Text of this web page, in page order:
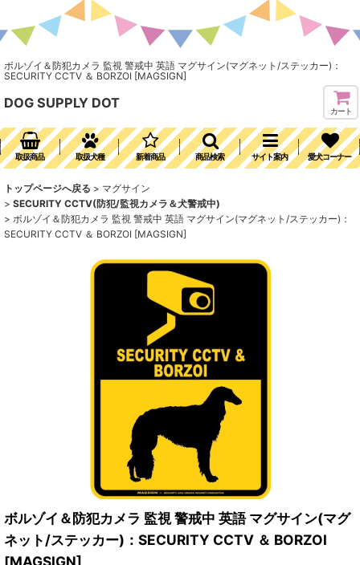
ボルゾイ＆防犯カメラ 監視 警戒中 英語 マグサイン(マグネット/ステッカー)：
SECURITY CCTV ＆ BORZOI [MAGSIGN]
DOG SUPPLY DOT
カート
取扱商品 取扱犬種 新着商品 商品検索 サイト案内 愛犬コーナー
トップページへ戻る > マグサイン
> SECURITY CCTV(防犯/監視カメラ＆犬警戒中)
> ボルゾイ＆防犯カメラ 監視 警戒中 英語 マグサイン(マグネット/ステッカー)：
SECURITY CCTV ＆ BORZOI [MAGSIGN]
ボルゾイ＆防犯カメラ 監視 警戒中 英語 マグサイン(マグ
ネット/ステッカー)：SECURITY CCTV ＆ BORZOI
[MAGSIGN]